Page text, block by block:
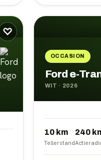
♡
OCCASION
Ford e-
WIT · 2026
10 km
Tellerstand
240